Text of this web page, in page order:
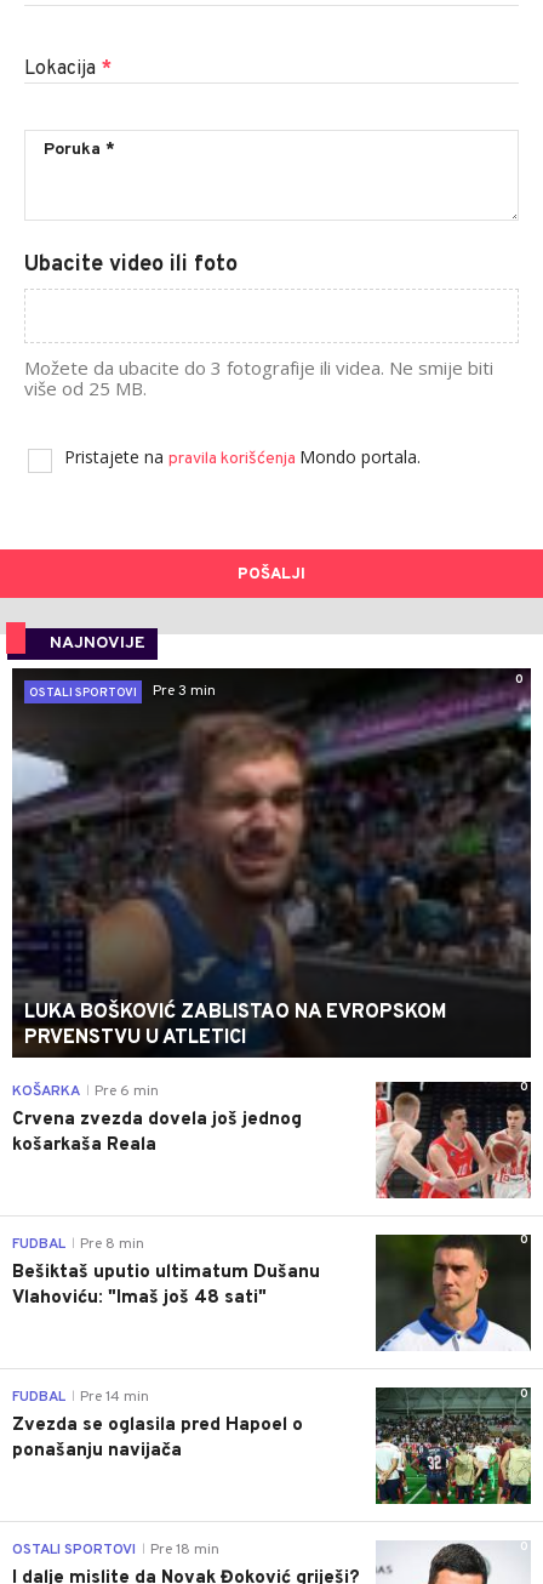
Lokacija *
Ubacite video ili foto
Možete da ubacite do 3 fotografije ili videa. Ne smije biti
više od 25 MB.
Pristajete na pravila korišćenja Mondo portala.
POŠALJI
NAJNOVIJE
0
OSTALI SPORTOVI
Pre 3 min
LUKA BOŠKOVIĆ ZABLISTAO NA EVROPSKOM
PRVENSTVU U ATLETICI
0
KOŠARKA Pre 6 min
Crvena zvezda dovela još jednog
košarkaša Reala
0
FUDBAL Pre 8 min
Bešiktaš uputio ultimatum Dušanu
Vlahoviću: "Imaš još 48 sati"
0
FUDBAL Pre 14 min
Zvezda se oglasila pred Hapoel o
ponašanju navijača
0
OSTALI SPORTOVI Pre 18 min
I dalje mislite da Novak Đoković griješi?